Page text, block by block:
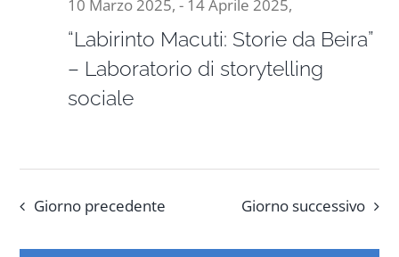
“Labirinto Macuti: Storie da Beira”
– Laboratorio di storytelling
sociale
10 Marzo 2025, - 14 Aprile 2025,
Giorno precedente Giorno successivo